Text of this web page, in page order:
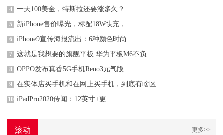
4 一天100美金，特斯拉还要涨多久？
5 新iPhone售价曝光，标配18W快充，
6 iPhone9宣传海报流出：6种颜色时尚
7 这就是我想要的旗舰平板 华为平板M6不负
8 OPPO发布真香5G手机Reno3元气版
9 在实体店买手机和在网上买手机，到底有啥区
10 iPadPro2020传闻：12英寸+更
滚动 更多>>